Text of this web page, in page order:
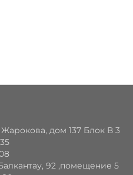
Жарокова, дом 137 Блок В 3
92 ,помещение 5